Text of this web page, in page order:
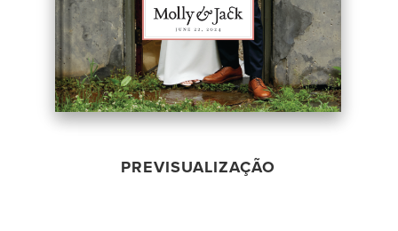
PREVISUALIZAÇÃO